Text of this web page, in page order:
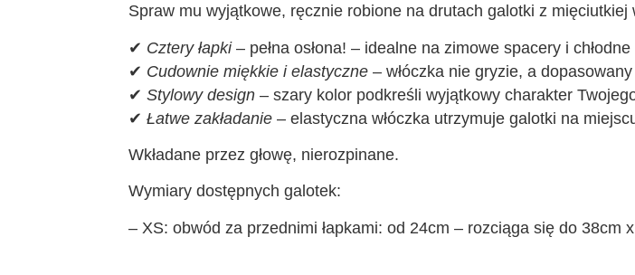
Spraw mu wyjątkowe, ręcznie robione na drutach galotki z mięciutkiej
✔ Cztery łapki– pełna osłona! – idealne na zimowe spacery i
✔ Cudownie miękkie i elastyczne – włóczka nie gryzie, a
✔ Stylowy design – szary kolor podkreśli wyjątkowy charakter
✔ Łatwe zakładanie – elastyczna włóczka utrzymuje galotki na
Wkładane przez głowę, nierozpinane.
Wymiary dostępnych galotek:
– XS: obwód za przednimi łapkami: od 24cm – rozciąga się do 38cm